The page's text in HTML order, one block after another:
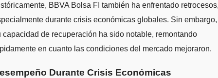
BBVA Bolsa FI también ha enfrentado
durante crisis económicas globales. Sin embargo,
capacidad de recuperación ha sido notable, remontando
en cuanto las condiciones del mercado mejoraron.
Durante Crisis Económicas